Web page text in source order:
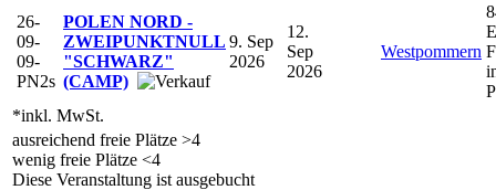
26-
09-
09-
PN2s
POLEN NORD -
ZWEIPUNKTNULL
"SCHWARZ"
(CAMP)
9. Sep
2026
12.
Sep
2026
Westpommern
*inkl. MwSt.
ausreichend freie Plätze >4
wenig freie Plätze <4
Diese Veranstaltung ist ausgebucht